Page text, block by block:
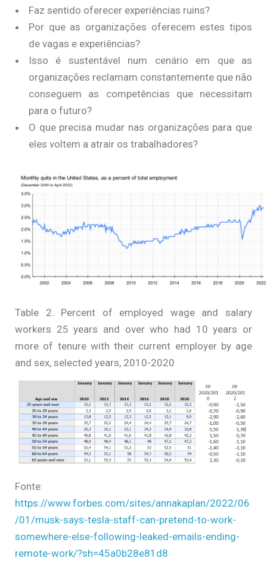
Faz sentido oferecer experiências ruins?
Por que as organizações oferecem estes tipos
de vagas e experiências?
Isso é sustentável num cenário em que as
organizações reclamam constantemente que não
conseguem as competências que necessitam
para o futuro?
O que precisa mudar nas organizações para que
eles voltem a atrair os trabalhadores?
Table 2. Percent of employed wage and salary
workers 25 years and over who had 10 years or
more of tenure with their current employer by age
and sex, selected years, 2010-2020
Fonte:
https://www.forbes.com/sites/annakaplan/2022/06
/01/musk-says-tesla-staff-can-pretend-to-work-
somewhere-else-following-leaked-emails-ending-
remote-work/?sh=45a0b28e81d8